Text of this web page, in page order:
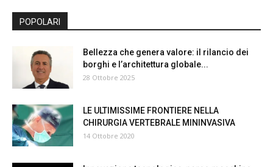
POPOLARI
Bellezza che genera valore: il rilancio dei
borghi e l’architettura globale...
28 Ottobre 2025
LE ULTIMISSIME FRONTIERE NELLA
CHIRURGIA VERTEBRALE MININVASIVA
14 Ottobre 2020